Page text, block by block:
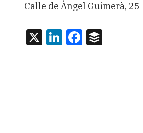
Calle de Àngel Guimerà, 25
X LinkedIn
Facebook